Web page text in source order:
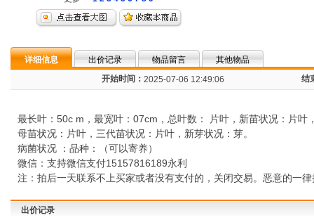
详细信息 出价记录 物品留言
其他物品
开始时间： 2025-07-06 12:49:06 结
最长叶：50c m，最宽叶：07cm，总叶数： 片叶，新苗状况：片叶
母苗状况：片叶，三代苗状况：片叶，新芽状况：芽。
病菌状况 ：品种：（可以寄养）
微信：支持微信支付15157816189永利
注：拍后一天联系不上买家或者没有支付的，关闭交易。恶意的一
出价记录